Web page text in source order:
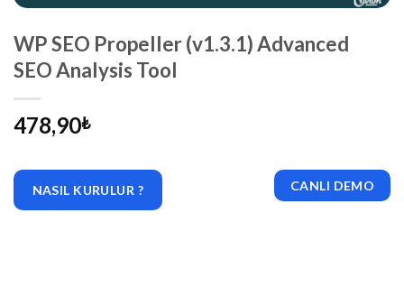
WP SEO Propeller (v1.3.1) Advanced
SEO Analysis Tool
478,90₺
NASIL KURULUR ? CANLI DEMO